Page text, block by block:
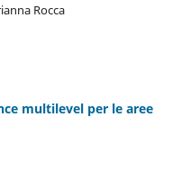
Rocca
multilevel per le aree